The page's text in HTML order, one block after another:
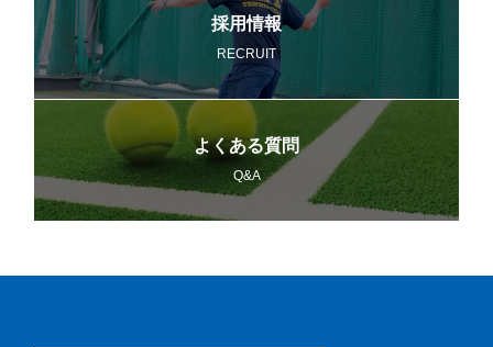
採用情報
RECRUIT
よくある質問
Q&A